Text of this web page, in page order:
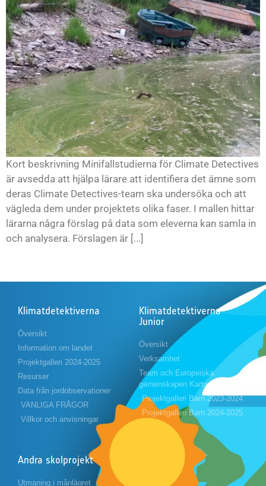
Kort beskrivning Minifallstudierna för Climate Detectives
är avsedda att hjälpa lärare att identifiera det ämne som
deras Climate Detectives-team ska undersöka och att
vägleda dem under projektets olika faser. I mallen hittar
lärarna några förslag på data som eleverna kan samla in
och analysera. Förslagen är [...]
Klimatdetektiverna
Översikt
Information om landet
Projektgalleri 2024-2025
Resurser
Data från jordobservationer
VANLIGA FRÅGOR
Villkor och anvisningar
Klimatdetektiverna
Junior
Översikt
Verksamhet
Team och Europeiska
gemenskapen Karta
Projektgalleri Barn 2023-2024
Projektgalleri Barn 2024-2025
Andra skolprojekt
Utmaning i månlägret